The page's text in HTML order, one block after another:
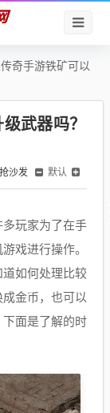
奇手游铁矿可以
武器吗？
抢沙发 默认
玩家为了在手
戏进行操作。
如何处理比较
金币，也可以
面是了解的时